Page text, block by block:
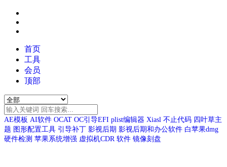
首页
工具
会员
顶部
AE模板 AI软件 OCAT OC引导EFI plist编辑器 Xiasl 不止代码 四叶草主
题 图形配置工具 引导补丁 影视后期 影视后期和办公软件 白苹果dmg
硬件检测 苹果系统增强 虚拟机CDR 软件 镜像刻盘